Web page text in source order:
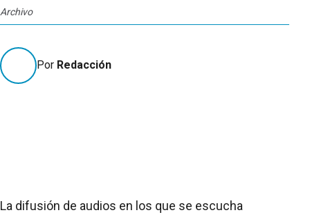
Archivo
Por Redacción
La difusión de audios en los que se escucha